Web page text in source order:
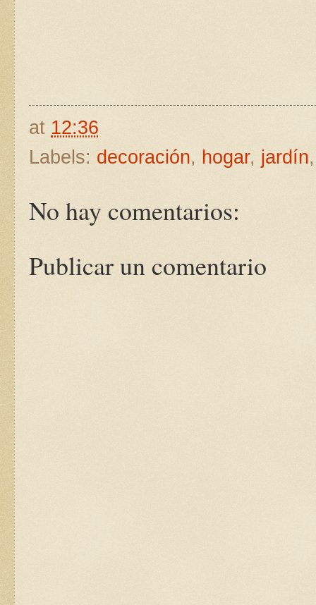
at 12:36
Labels: decoración, hogar, jardín
No hay comentarios:
Publicar un comentario